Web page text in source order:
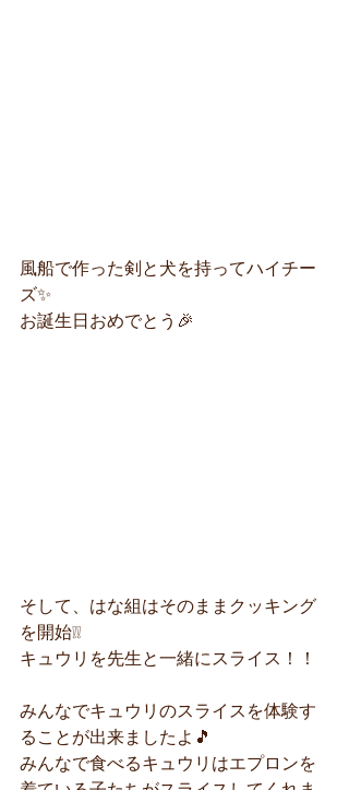
風船で作った剣と犬を持ってハイチー
ズ✨
お誕生日おめでとう🎉
そして、はな組はそのままクッキング
を開始❕❕
キュウリを先生と一緒にスライス！！
みんなでキュウリのスライスを体験す
ることが出来ましたよ🎵
みんなで食べるキュウリはエプロンを